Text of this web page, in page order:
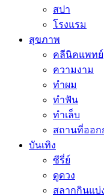
สปา
โรงแรม
สุขภาพ
คลีนิคแพทย์
ความงาม
ทำผม
ทำฟัน
ทำเล็บ
สถานที่ออก
บันเทิง
ซีรี่ย์
ดูดวง
สลากกินแบ่